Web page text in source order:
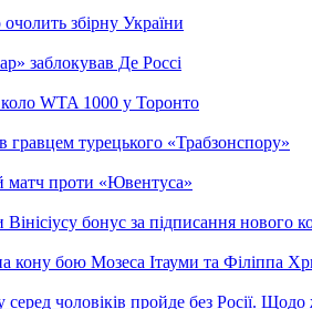
збірну України
заблокував Де Россі
коло WTA 1000 у Торонто
гравцем турецького «Трабзонспору»
матч проти «Ювентуса»
бонус за підписання нового
кону бою Мозеса Ітауми та Філіппа
серед чоловіків пройде без Росії.